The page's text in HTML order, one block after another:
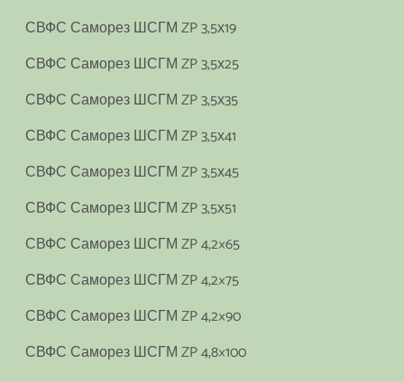
СВФС Саморез ШСГМ ZP 3,5х19
СВФС Саморез ШСГМ ZP 3,5х25
СВФС Саморез ШСГМ ZP 3,5х35
СВФС Саморез ШСГМ ZP 3,5х41
СВФС Саморез ШСГМ ZP 3,5х45
СВФС Саморез ШСГМ ZP 3,5х51
СВФС Саморез ШСГМ ZP 4,2×65
СВФС Саморез ШСГМ ZP 4,2×75
СВФС Саморез ШСГМ ZP 4,2×90
СВФС Саморез ШСГМ ZP 4,8×100